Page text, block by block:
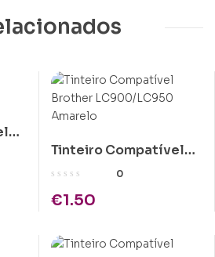
Tinteiro Compatível
Brother LC900/LC950
0
€1.50